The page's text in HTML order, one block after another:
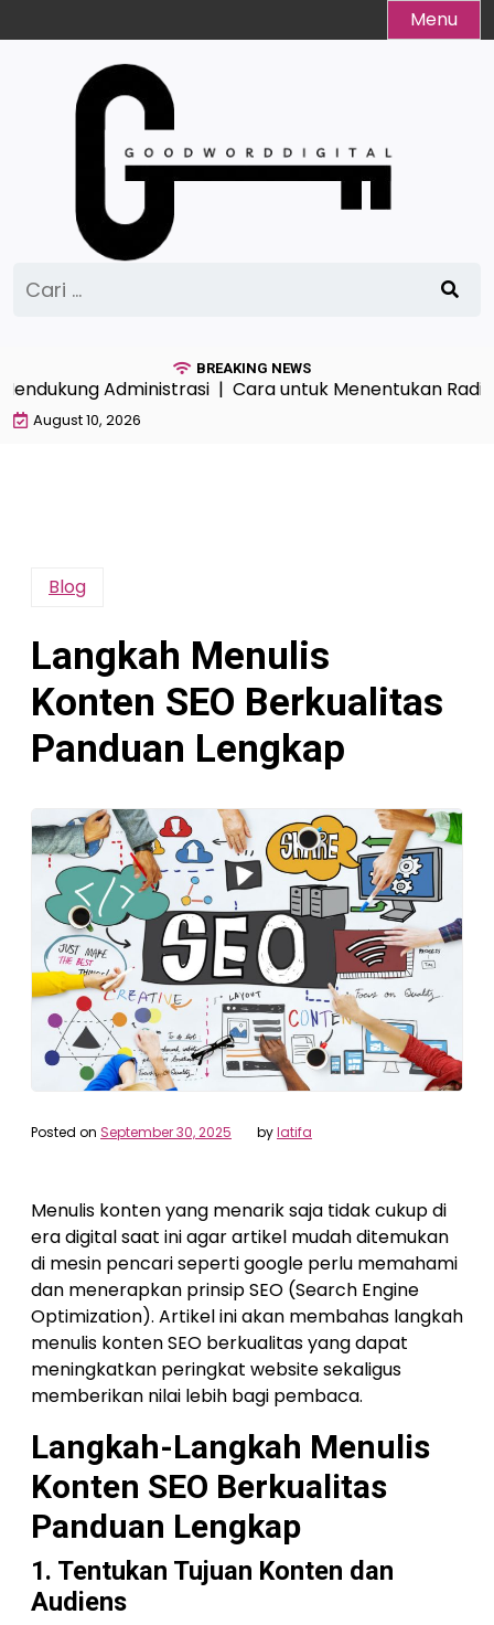
to
Menu
untuk:
BREAKING NEWS
Administrasi |Cara untuk Menentukan Radius
August 10, 2026
Blog
Langkah Menulis
Konten SEO Berkualitas
Panduan Lengkap
Posted on September 30, 2025 bylatifa
Menulis konten yang menarik saja tidak cukup di
era digital saat ini agar artikel mudah ditemukan
di mesin pencari seperti google perlu memahami
dan menerapkan prinsip SEO (Search Engine
Optimization). Artikel ini akan membahas langkah
menulis konten SEO berkualitas yang dapat
meningkatkan peringkat website sekaligus
memberikan nilai lebih bagi pembaca.
Langkah-Langkah Menulis
Konten SEO Berkualitas
Panduan Lengkap
1. Tentukan Tujuan Konten dan
Audiens